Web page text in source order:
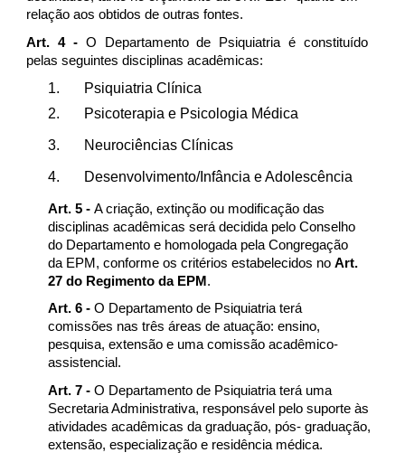
relação aos obtidos de outras fontes.
Art. 4 - O Departamento de Psiquiatria é constituído
pelas seguintes disciplinas acadêmicas:
1.
Psiquiatria Clínica
2.
Psicoterapia e Psicologia Médica
3. Neurociências Clínicas
4. Desenvolvimento/Infância e Adolescência
Art. 5 -A criação, extinção ou modificação das
disciplinas acadêmicas será decidida pelo Conselho
do Departamento e homologada pela Congregação
da EPM, conforme os critérios estabelecidos noArt.
27 do Regimento da EPM.
Art. 6 -O Departamento de Psiquiatria terá
comissões nas três áreas de atuação: ensino,
pesquisa, extensão e uma comissão acadêmico-
assistencial.
Art. 7 -O Departamento de Psiquiatria terá uma
Secretaria Administrativa, responsável pelo suporte às
atividades acadêmicas da graduação, pós- graduação,
extensão, especialização e residência médica.